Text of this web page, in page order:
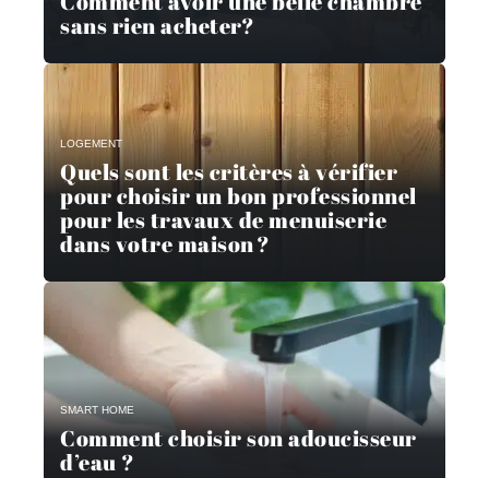
sans rien acheter?
LOGEMENT
Quels sont les critères à vérifier
pour choisir un bon professionnel
pour les travaux de menuiserie
dans votre maison ?
SMART HOME
Comment choisir son adoucisseur
d’eau ?